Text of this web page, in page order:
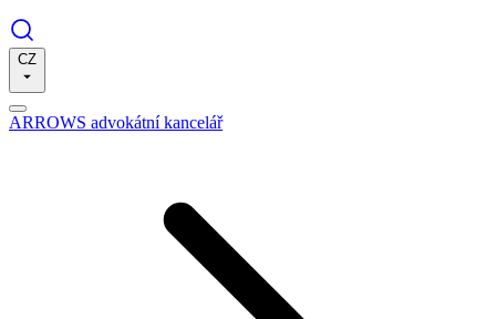
CZ
ARROWS advokátní kancelář